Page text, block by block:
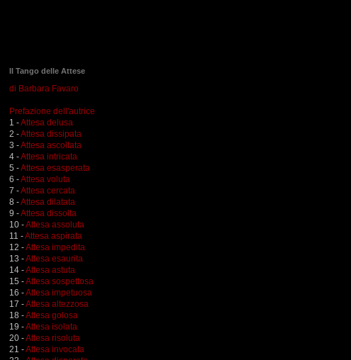
Il Tango delle Attese
di Barbara Favaro
Prefazione dell'autrice
1 -Attesa delusa
2 -Attesa dissipata
3 -Attesa ascoltata
4 -Attesa intricata
5 -Attesa esasperata
6 -Attesa voluta
7 -Attesa cercata
8 -Attesa dilatata
9 -Attesa dissolta
10 -Attesa assoluta
11 -Attesa aspirata
12 -Attesa impedita
13 -Attesa esaurita
14 -Attesa astuta
15 -Attesa sospettosa
16 -Attesa impetuosa
17 -Attesa altezzosa
18 -Attesa golosa
19 -Attesa isolata
20 -Attesa risoluta
21 -Attesa invocata